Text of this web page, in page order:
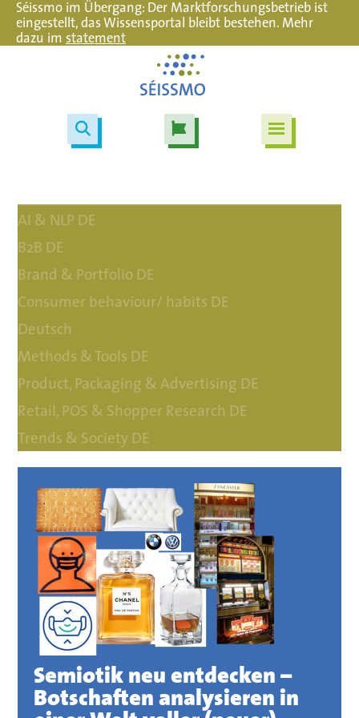
Séissmo im Übergang: Der Marktforschungsbetrieb ist
eingestellt, das Wissensportal bleibt bestehen. Mehr
dazu im statement
AI & NLP DE
B2B DE
Brand & Portfolio DE
Consumer behaviour/ habits DE
Deutsch
Methods & Tools DE
Product, Packaging & Advertising DE
Retail, POS & Shopper Research DE
Trends & Society DE
Semiotik neu entdecken –
Botschaften analysieren in